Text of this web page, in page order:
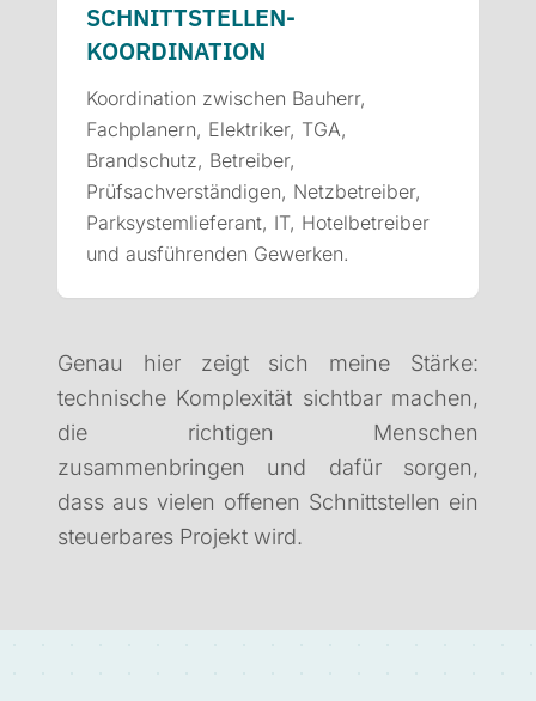
SCHNITTSTELLEN­
KOORDINATION
Koordination zwischen Bauherr,
Fachplanern, Elektriker, TGA,
Brandschutz, Betreiber,
Prüfsachverständigen, Netzbetreiber,
Parksystemlieferant, IT, Hotelbetreiber
und ausführenden Gewerken.
Genau hier zeigt sich meine Stärke:
technische Komplexität sichtbar machen,
die richtigen Menschen
zusammenbringen und dafür sorgen,
dass aus vielen offenen Schnittstellen ein
steuerbares Projekt wird.